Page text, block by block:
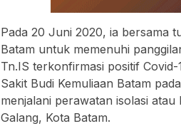
Pada 20 Juni 2020, ia bersama
Batam untuk memenuhi
Tn.IS terkonfirmasi positif
Sakit Budi Kemuliaan Batam
menjalani perawatan isolasi
Galang, Kota Batam.